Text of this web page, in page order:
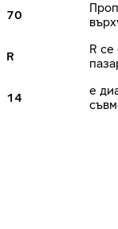
70
R
R се
14
е